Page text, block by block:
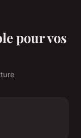
pour vos